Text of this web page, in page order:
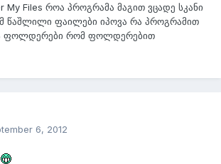
My Files როა პროგრამა მაგით ვცადე სკანი
წაშლილი ფაილები იპოვა რა პროგრამით
ფოლდერები რომ ფოლდერებით
6, 2012